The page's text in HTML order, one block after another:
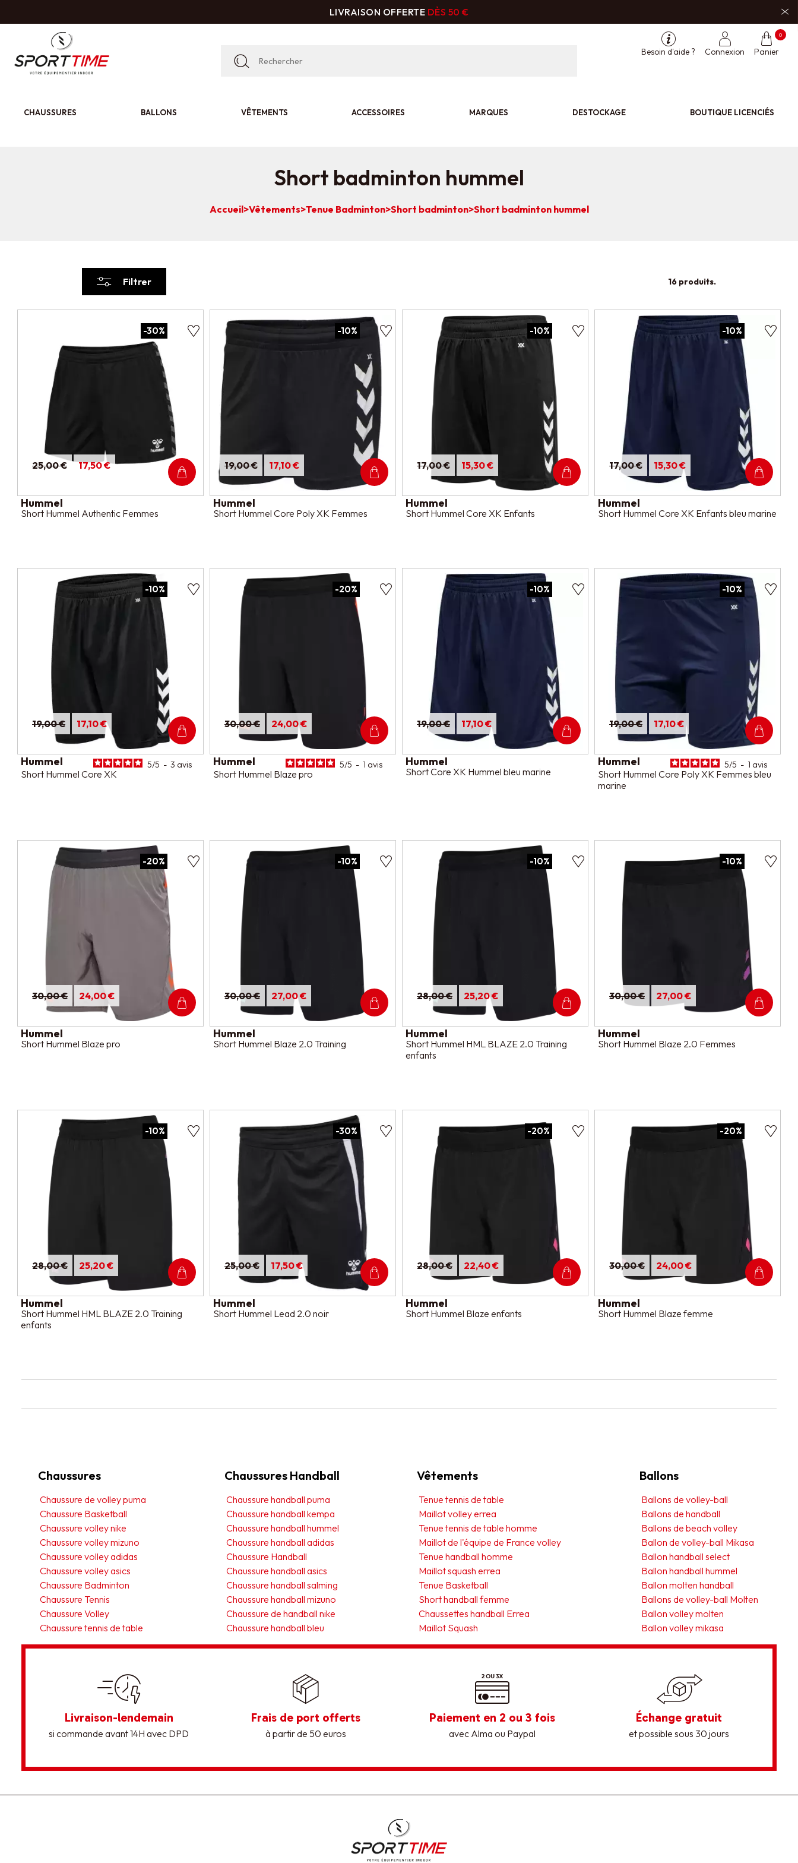
LIVRAISON OFFERTE DÈS 50 €
CHAUSSURES BALLONS VÊTEMENTS ACCESSOIRES MARQUES DESTOCKAGE BOUTIQUE LICENCIÉS
Besoin d'aide ? Connexion Panier
0
Short badminton hummel
Accueil>Vêtements>Tenue Badminton>Short badminton>Short badminton hummel
Filtrer 16 produits.
25,00 € 17,50 €
-30%
Hummel
Short Hummel Authentic Femmes
19,00 € 17,10 €
-10%
Hummel
Short Hummel Core Poly XK Femmes
17,00 € 15,30 €
-10%
Hummel
Short Hummel Core XK Enfants
17,00 € 15,30 €
-10%
Hummel
Short Hummel Core XK Enfants bleu marine
19,00 € 17,10 €
-10%
Hummel 5/5 - 3 avis
Short Hummel Core XK
30,00 € 24,00 €
-20%
Hummel 5/5 - 1 avis
Short Hummel Blaze pro
19,00 € 17,10 €
-10%
Hummel
Short Core XK Hummel bleu marine
19,00 € 17,10 €
-10%
Hummel 5/5 - 1 avis
Short Hummel Core Poly XK Femmes bleu
marine
30,00 € 24,00 €
-20%
Hummel
Short Hummel Blaze pro
30,00 € 27,00 €
-10%
Hummel
Short Hummel Blaze 2.0 Training
28,00 € 25,20 €
-10%
Hummel
Short Hummel HML BLAZE 2.0 Training
enfants
30,00 € 27,00 €
-10%
Hummel
Short Hummel Blaze 2.0 Femmes
28,00 € 25,20 €
-10%
Hummel
Short Hummel HML BLAZE 2.0 Training
enfants
25,00 € 17,50 €
-30%
Hummel
Short Hummel Lead 2.0 noir
28,00 € 22,40 €
-20%
Hummel
Short Hummel Blaze enfants
30,00 € 24,00 €
-20%
Hummel
Short Hummel Blaze femme
Chaussures
Chaussure de volley puma
Chaussure Basketball
Chaussure volley nike
Chaussure volley mizuno
Chaussure volley adidas
Chaussure volley asics
Chaussure Badminton
Chaussure Tennis
Chaussure Volley
Chaussure tennis de table
Chaussures Handball
Chaussure handball puma
Chaussure handball kempa
Chaussure handball hummel
Chaussure handball adidas
Chaussure Handball
Chaussure handball asics
Chaussure handball salming
Chaussure handball mizuno
Chaussure de handball nike
Chaussure handball bleu
Vêtements
Tenue tennis de table
Maillot volley errea
Tenue tennis de table homme
Maillot de l'équipe de France volley
Tenue handball homme
Maillot squash errea
Tenue Basketball
Short handball femme
Chaussettes handball Errea
Maillot Squash
Ballons
Ballons de volley-ball
Ballons de handball
Ballons de beach volley
Ballon de volley-ball Mikasa
Ballon handball select
Ballon handball hummel
Ballon molten handball
Ballons de volley-ball Molten
Ballon volley molten
Ballon volley mikasa
Livraison-lendemain
si commande avant 14H avec DPD
Frais de port offerts
à partir de 50 euros
Paiement en 2 ou 3 fois
avec Alma ou Paypal
Échange gratuit
et possible sous 30 jours